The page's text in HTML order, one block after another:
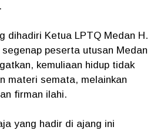
dihadiri Ketua LPTQ Medan H.
peserta utusan Medan
kemuliaan hidup tidak
materi semata, melainkan
firman ilahi.
yang hadir di ajang ini